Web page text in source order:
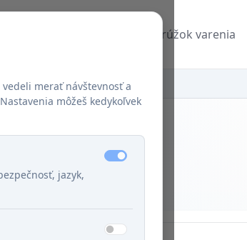
Džuzeppe a Krúžok varenia
kuchyňa
merať návštevnosť a
môžeš kedykoľvek
jazyk,